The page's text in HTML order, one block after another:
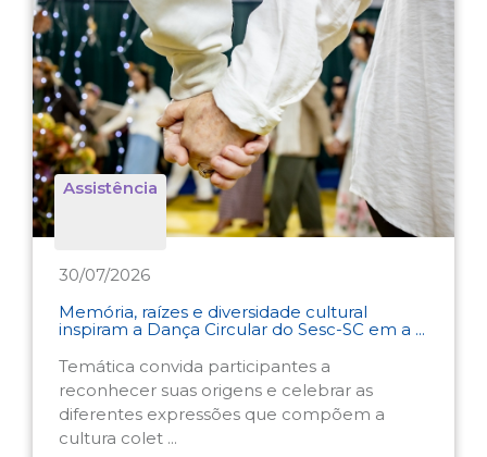
Assistência
30/07/2026
Memória, raízes e diversidade cultural
inspiram a Dança Circular do Sesc-SC em a ...
Temática convida participantes a
reconhecer suas origens e celebrar as
diferentes expressões que compõem a
cultura colet ...